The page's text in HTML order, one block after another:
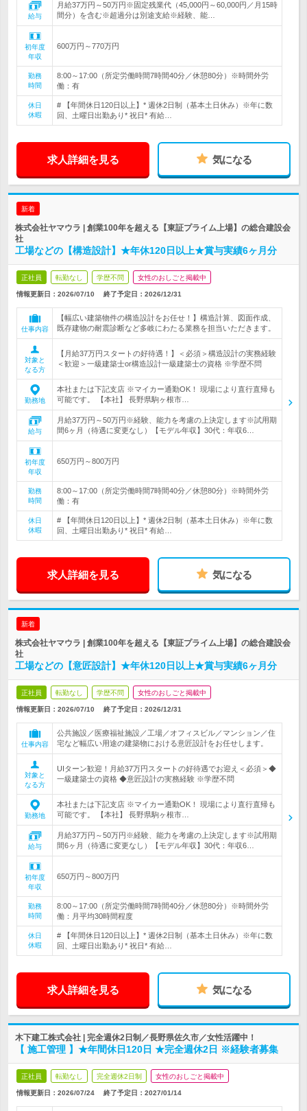
給与
月給37万円～50万円※固定残業代（45,000円～60,000円／月15時
間分）を含む※超過分は別途支給※経験、能…
初年度
年収
600万円～770万円
勤務
時間
8:00～17:00（所定労働時間7時間40分／休憩80分）※時間外労
働：有
休日
休暇
# 【年間休日120日以上】* 週休2日制（基本土日休み）※年に数
回、土曜日出勤あり* 祝日* 有給…
求人詳細を見る 気になる
新着
株式会社ヤマウラ | 創業100年を超える【東証プライム上場】の総合建設会
社
工場などの【構造設計】★年休120日以上★賞与実績6ヶ月分
正社員 転勤なし 学歴不問 女性のおしごと掲載中
情報更新日：2026/07/10 終了予定日： 2026/12/31
仕事内容
【幅広い建築物件の構造設計をお任せ！】構造計算、図面作成、
既存建物の耐震診断など多岐にわたる業務を担当いただきます。
対象と
なる方
【月給37万円スタートの好待遇！】＜必須＞構造設計の実務経験
＜歓迎＞一級建築士or構造設計一級建築士の資格 ※学歴不問
勤務地
本社または下記支店 ※マイカー通勤OK！ 現場により直行直帰も
可能です。 【本社】 長野県駒ヶ根市…
給与
月給37万円～50万円※経験、能力を考慮の上決定します※試用期
間6ヶ月（待遇に変更なし）【モデル年収】30代：年収6…
初年度
年収
650万円～800万円
勤務
時間
8:00～17:00（所定労働時間7時間40分／休憩80分）※時間外労
働：有
休日
休暇
# 【年間休日120日以上】* 週休2日制（基本土日休み）※年に数
回、土曜日出勤あり* 祝日* 有給…
求人詳細を見る 気になる
新着
株式会社ヤマウラ | 創業100年を超える【東証プライム上場】の総合建設会
社
工場などの【意匠設計】★年休120日以上★賞与実績6ヶ月分
正社員 転勤なし 学歴不問 女性のおしごと掲載中
情報更新日：2026/07/10 終了予定日： 2026/12/31
仕事内容
公共施設／医療福祉施設／工場／オフィスビル／マンション／住
宅など幅広い用途の建築物における意匠設計をお任せします。
対象と
なる方
UIターン歓迎！月給37万円スタートの好待遇でお迎え＜必須＞◆
一級建築士の資格 ◆意匠設計の実務経験 ※学歴不問
勤務地
本社または下記支店 ※マイカー通勤OK！ 現場により直行直帰も
可能です。 【本社】 長野県駒ヶ根市…
給与
月給37万円～50万円※経験、能力を考慮の上決定します※試用期
間6ヶ月（待遇に変更なし）【モデル年収】30代：年収6…
初年度
年収
650万円～800万円
勤務
時間
8:00～17:00（所定労働時間7時間40分／休憩80分）※時間外労
働：月平均30時間程度
休日
休暇
# 【年間休日120日以上】* 週休2日制（基本土日休み）※年に数
回、土曜日出勤あり* 祝日* 有給…
求人詳細を見る 気になる
木下建工株式会社 | 完全週休2日制／長野県佐久市／女性活躍中！
【 施工管理 】★年間休日120日 ★完全週休2日 ※経験者募集
正社員 転勤なし 完全週休2日制 女性のおしごと掲載中
情報更新日：2026/07/24 終了予定日： 2027/01/14